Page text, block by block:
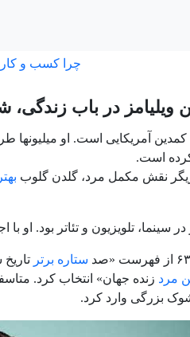
چرا کسب و
ویلیامز در باب
کمدین آمریکایی است. او میلیونها
است.
نقش مکمل مرد، گلدن گلوب
در سینما، تلویزیون و تئاتر
ستاره برتر
مرد
بزرگی وارد کرد.